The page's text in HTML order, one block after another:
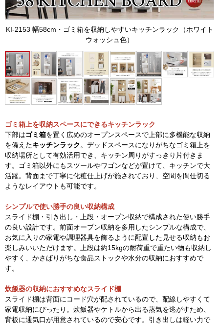
KI-2153 幅58cm・ゴミ箱を収納しやすいキッチンラック（ホワイト
ウォッシュ色）
ゴミ箱上を収納スペースにできるキッチンラック
下部はゴミ箱を置く広めのオープンスペースで上部に多機能な収納
を備えたキッチンラック 。デッドスペースになりがちなゴミ箱上を
収納場所として有効活用でき、キッチン周りがすっきり片付きま
す。ゴミ箱以外にもスツールやワゴンなどが置けて、キッチンで大
活躍。背面まで丁寧に化粧仕上げが施されており、空間を間仕切る
ようなレイアウトも可能です。
シンプルで使い勝手の良い収納構成
スライド棚・引き出し・上段・オープン収納で構成された使い勝手
の良い設計です。前面オープン収納を多用したシンプルな構成で、
お気に入りの家電や調理器具を飾るように配置した見せる収納もお
楽しみいいただけます。上段は約15kgの耐荷重で重たい物も収納し
やすく、かさばりがちな食品ストックや水分の収納におすすめで
す。
炊飯器の収納におすすめなスライド棚
スライド棚は背面にコード穴が配されているので、配線しやすくて
家電収納にぴったり。炊飯器やケトルから出る蒸気を逃がすため、
背板に通気口が用意されているので安心です。引き出しは軽い力で